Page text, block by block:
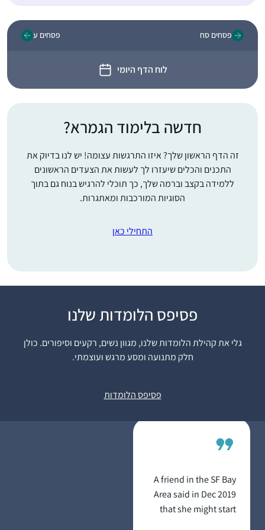
פסחים סח
לוח הדף היומי
פסחים ע
חדשה בלימוד הגמרא?
זה הדף הראשון שלך? איזו התרגשות עצומה! יש לנו בדיוק את
התכנים והכלים שיעזרו לך לעשות את הצעדים הראשונים
ללמידה בקצב וברמה שלך, כך תוכלי להרגיש בנוח גם בתוך
הסוגיות המורכבות ומאתגרות.
התחילי כאן
פסיפס הלומדות שלנו
גלי את קהילת הלומדות שלנו, מגוון נשים, רקעים וסיפורים. כולן
חלק מתנועה ומסע מרגש ועוצמתי.
פסיפס הלומדות
במסגרות שונות, ואת
הדף היומי התחלתי
כשחברה הציעה שאצטרף
אליה לסיום בבנייני
אם לא מספיקה, מדביקה
פערים עד ערב שבת.
בסבב הזה הלימוד הוא
מקשיבה במהירות
מוגברת תוך כדי פעילויות
כמו בישול או נהיגה, וכך
יעל ביר
A friend in the SF Bay
Area said in Dec 2019
that she might start